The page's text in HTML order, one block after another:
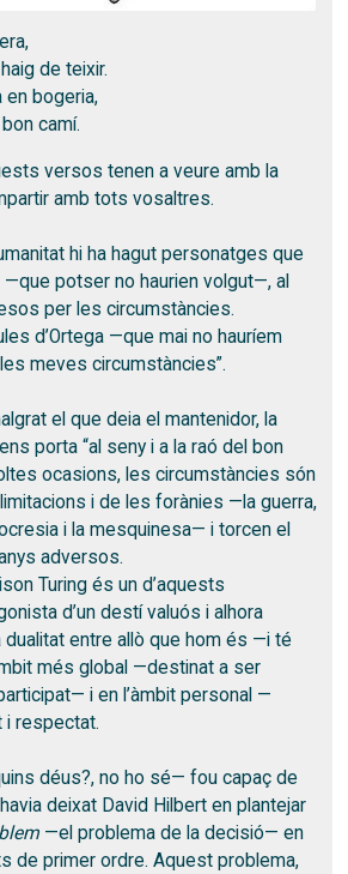
de teixir.
en bogeria,
camí.
versos tenen a veure amb la
amb tots vosaltres.
hi ha hagut personatges que
—que potser no haurien volgut—, al
per les circumstàncies.
d’Ortega —que mai no hauríem
meves circumstàncies”.
el que deia el mantenidor, la
porta “al seny i a la raó del bon
ocasions, les circumstàncies són
i de les forànies —la guerra,
i la mesquinesa— i torcen el
adversos.
Turing és un d’aquests
d’un destí valuós i alhora
entre allò que hom és —i té
més global —destinat a ser
i en l’àmbit personal —
i respectat.
déus?, no ho sé— fou capaç de
deixat David Hilbert en plantejar
—el problema de la decisió— en
de primer ordre. Aquest problema,